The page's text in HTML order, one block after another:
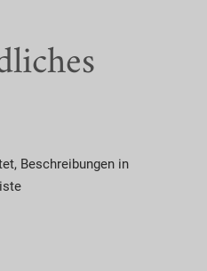
Beschreibungen in